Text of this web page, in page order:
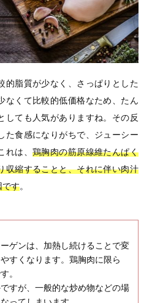
的脂質が少なく、さっぱりとした
なくて比較的低価格なため、たん
しても人気がありますね。その反
た食感になりがちで、ジューシー
れは、鶏胸肉の筋原線維たんぱく
収縮することと、それに伴い肉汁
です。
ゲンは、加熱し続けることで変
すくなります。鶏胸肉に限ら
。
すが、一般的な炒め物などの場